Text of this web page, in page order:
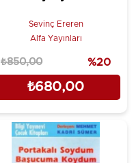
Sevinç Ereren
Alfa Yayınları
₺680,00
₺850,00 %20